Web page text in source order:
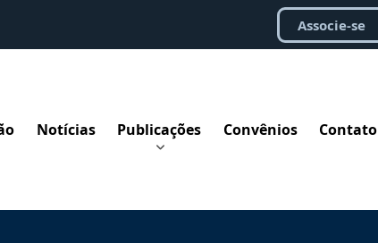
Associe-se
Notícias Publicações Convênios Contato